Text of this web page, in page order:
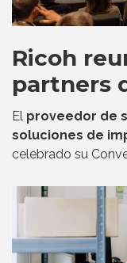
Ricoh
partners
El proveedor de
soluciones de
celebrado su